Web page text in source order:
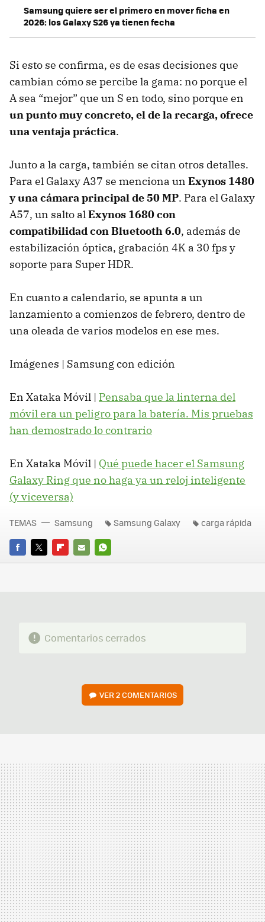
Samsung quiere ser el primero en mover ficha en
2026: los Galaxy S26 ya tienen fecha
Si esto se confirma, es de esas decisiones que
cambian cómo se percibe la gama: no porque el
A sea “mejor” que un S en todo, sino porque en
un punto muy concreto, el de la recarga, ofrece
una ventaja práctica.
Junto a la carga, también se citan otros detalles.
Para el Galaxy A37 se menciona un Exynos 1480
y una cámara principal de 50 MP. Para el Galaxy
A57, un salto alExynos 1680 con
compatibilidad con Bluetooth 6.0, además de
estabilización óptica, grabación 4K a 30 fps y
soporte para Super HDR.
En cuanto a calendario, se apunta a un
lanzamiento a comienzos de febrero, dentro de
una oleada de varios modelos en ese mes.
Imágenes | Samsung con edición
En Xataka Móvil | Pensaba que la linterna del
móvil era un peligro para la batería. Mis pruebas
han demostrado lo contrario
En Xataka Móvil | Qué puede hacer el Samsung
Galaxy Ring que no haga ya un reloj inteligente
(y viceversa)
FACEBOOK
TWITTERFLIPBOARD
E-
WHATSAPP
TEMAS Samsung Samsung Galaxy carga rápida
Comentarios cerrados
VER2 COMENTARIOS